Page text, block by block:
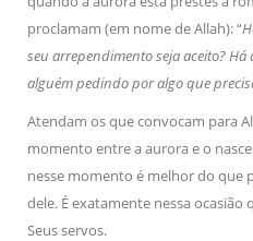
proclamam (em nome de Allah): “
seu arrependimento seja aceito?
alguém pedindo por algo que
Atendam os que convocam para
momento entre a aurora e o
nesse momento é melhor do que
dele. É exatamente nessa
Seus servos.